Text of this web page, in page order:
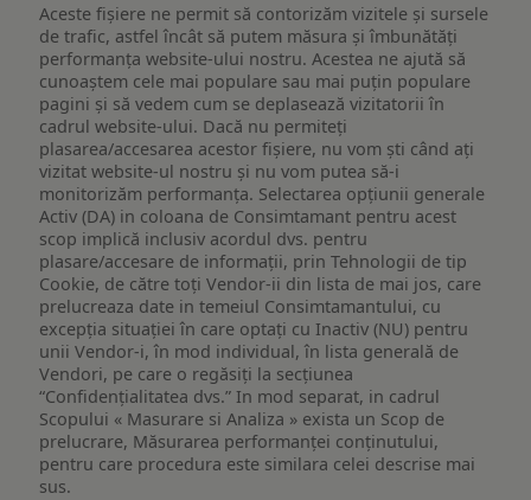
Aceste fișiere ne permit să contorizăm vizitele și sursele
de trafic, astfel încât să putem măsura și îmbunătăți
performanța website-ului nostru. Acestea ne ajută să
cunoaștem cele mai populare sau mai puțin populare
pagini și să vedem cum se deplasează vizitatorii în
cadrul website-ului. Dacă nu permiteți
plasarea/accesarea acestor fișiere, nu vom ști când ați
vizitat website-ul nostru și nu vom putea să-i
monitorizăm performanța. Selectarea opțiunii generale
Activ (DA) in coloana de Consimtamant pentru acest
scop implică inclusiv acordul dvs. pentru
plasare/accesare de informații, prin Tehnologii de tip
Cookie, de către toți Vendor-ii din lista de mai jos, care
prelucreaza date in temeiul Consimtamantului, cu
excepția situației în care optați cu Inactiv (NU) pentru
unii Vendor-i, în mod individual, în lista generală de
Vendori, pe care o regăsiți la secțiunea
“Confidențialitatea dvs.” In mod separat, in cadrul
Scopului « Masurare si Analiza » exista un Scop de
prelucrare, Măsurarea performanței conținutului,
pentru care procedura este similara celei descrise mai
sus.